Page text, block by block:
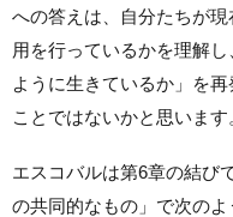
への答えは、自分たちが
用を行っているかを理解
ように生きているか」を
ことではないかと思います
エスコバルは第6章の結び
の共同的なもの」で次のよ